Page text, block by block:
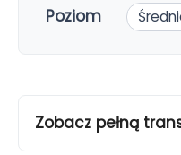
Poziom
Zobacz pełną